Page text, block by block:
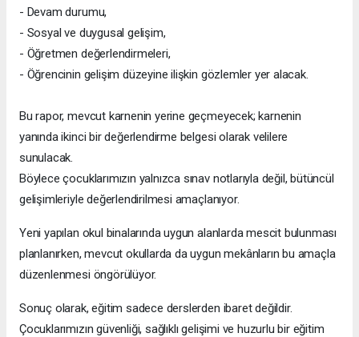
- Devam durumu,
- Sosyal ve duygusal gelişim,
- Öğretmen değerlendirmeleri,
- Öğrencinin gelişim düzeyine ilişkin gözlemler yer alacak.
Bu rapor, mevcut karnenin yerine geçmeyecek; karnenin
yanında ikinci bir değerlendirme belgesi olarak velilere
sunulacak.
Böylece çocuklarımızın yalnızca sınav notlarıyla değil, bütüncül
gelişimleriyle değerlendirilmesi amaçlanıyor.
Yeni yapılan okul binalarında uygun alanlarda mescit bulunması
planlanırken, mevcut okullarda da uygun mekânların bu amaçla
düzenlenmesi öngörülüyor.
Sonuç olarak, eğitim sadece derslerden ibaret değildir.
Çocuklarımızın güvenliği, sağlıklı gelişimi ve huzurlu bir eğitim